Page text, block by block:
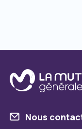
Nous